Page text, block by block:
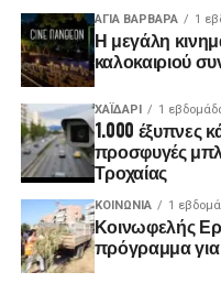
ΑΓΙΑ ΒΑΡΒΑΡΑ 1
Η μεγάλη
καλοκαιριού
ΧΑΪΔΑΡΙ 1
1.000 έξυπνες
προσφυγές
Τροχαίας
ΚΟΙΝΩΝΊΑ 1
Κοινωφελής
πρόγραμμα